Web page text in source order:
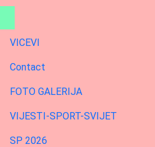
VICEVI
Contact
FOTO GALERIJA
VIJESTI-SPORT-SVIJET
SP 2026